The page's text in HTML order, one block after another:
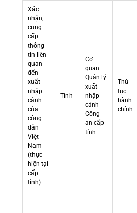
Xác
nhận,
cung
cấp
thông
tin liên
quan
đến
xuất
nhập
cảnh
của
công
dân
Việt
Nam
(thực
hiện tại
cấp
tỉnh)
Tỉnh
Cơ
quan
Quản lý
xuất
nhập
cảnh
Công
an cấp
tỉnh
Thủ
tục
hành
chính